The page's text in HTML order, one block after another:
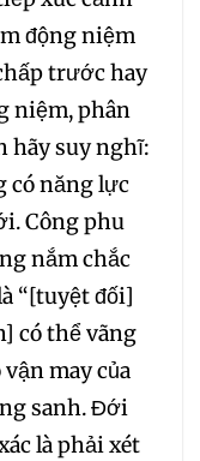
động niệm
trước hay
niệm, phân
hãy suy nghĩ:
có năng lực
Công phu
nắm chắc
“[tuyệt đối]
có thể vãng
may của
sanh. Đới
là phải xét